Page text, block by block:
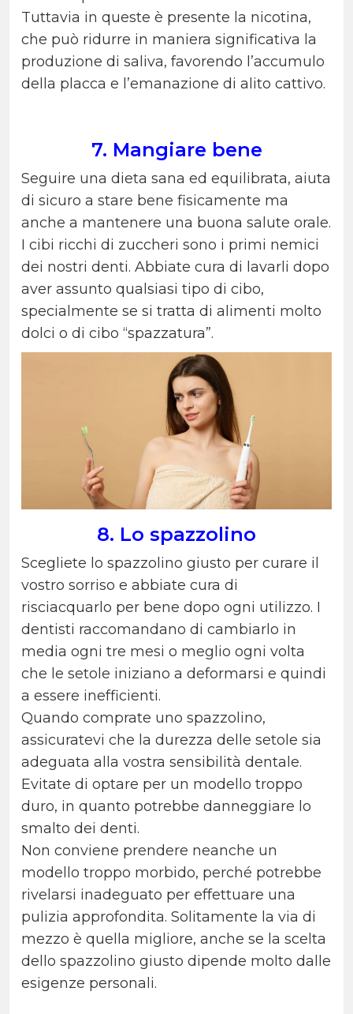
Tuttavia in queste è presente la nicotina,
che può ridurre in maniera significativa la
produzione di saliva, favorendo l’accumulo
della placca e l’emanazione di alito cattivo.
7. Mangiare bene
Seguire una dieta sana ed equilibrata, aiuta
di sicuro a stare bene fisicamente ma
anche a mantenere una buona salute orale.
I cibi ricchi di zuccheri sono i primi nemici
dei nostri denti. Abbiate cura di lavarli dopo
aver assunto qualsiasi tipo di cibo,
specialmente se si tratta di alimenti molto
dolci o di cibo “spazzatura”.
8. Lo spazzolino
Scegliete lo spazzolino giusto per curare il
vostro sorriso e abbiate cura di
risciacquarlo per bene dopo ogni utilizzo. I
dentisti raccomandano di cambiarlo in
media ogni tre mesi o meglio ogni volta
che le setole iniziano a deformarsi e quindi
a essere inefficienti.
Quando comprate uno spazzolino,
assicuratevi che la durezza delle setole sia
adeguata alla vostra sensibilità dentale.
Evitate di optare per un modello troppo
duro, in quanto potrebbe danneggiare lo
smalto dei denti.
Non conviene prendere neanche un
modello troppo morbido, perché potrebbe
rivelarsi inadeguato per effettuare una
pulizia approfondita. Solitamente la via di
mezzo è quella migliore, anche se la scelta
dello spazzolino giusto dipende molto dalle
esigenze personali.